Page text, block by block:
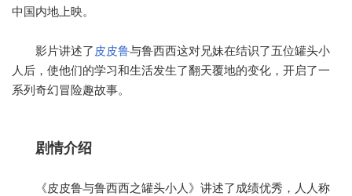
中国内地上映。
影片讲述了皮皮鲁与鲁西西这对兄妹在结识了五位罐头小
人后，使他们的学习和生活发生了翻天覆地的变化，开启了一
系列奇幻冒险趣故事。
剧情介绍
《皮皮鲁与鲁西西之罐头小人》讲述了成绩优秀，人人称